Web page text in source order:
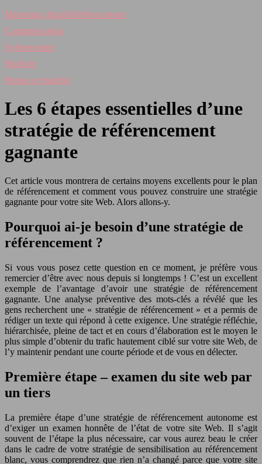
Marketing digital/Référencement
Communication
Evènementiel
Publicité
Prestas et matériel
Les 6 étapes essentielles d’une
stratégie de référencement
gagnante
Cet article vous montrera de certains moyens excellents pour le plan
de référencement et comment vous pouvez construire une stratégie
gagnante pour votre site Web. Alors allons-y.
Pourquoi ai-je besoin d’une stratégie de
référencement ?
Si vous vous posez cette question en ce moment, je préfère vous
remercier d’être avec nous depuis si longtemps ! C’est un excellent
exemple de l’avantage d’avoir une stratégie de référencement
gagnante. Une analyse préventive des mots-clés a révélé que les
gens recherchent une « stratégie de référencement » et a permis de
rédiger un texte qui répond à cette exigence. Une stratégie réfléchie,
hiérarchisée, pleine de tact et en cours d’élaboration est le moyen le
plus simple d’obtenir du trafic hautement ciblé sur votre site Web, de
l’y maintenir pendant une courte période et de vous en délecter.
Première étape – examen du site web par
un tiers
La première étape d’une stratégie de référencement autonome est
d’exiger un examen honnête de l’état de votre site Web. Il s’agit
souvent de l’étape la plus nécessaire, car vous aurez beau le créer
dans le cadre de votre stratégie de sensibilisation au référencement
blanc, vous comprendrez que rien n’a changé parce que votre site